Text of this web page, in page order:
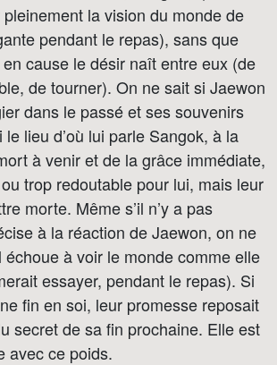
la vision du monde de
pendant le repas), sans que
cause le désir naît entre eux (de
de tourner). On ne sait si Jaewon
dans le passé et ses souvenirs
lieu d’où lui parle Sangok, à la
à venir et de la grâce immédiate,
trop redoutable pour lui, mais leur
morte. Même s’il n’y a pas
à la réaction de Jaewon, on ne
échoue à voir le monde comme elle
essayer, pendant le repas). Si
fin en soi, leur promesse reposait
secret de sa fin prochaine. Elle est
avec ce poids.